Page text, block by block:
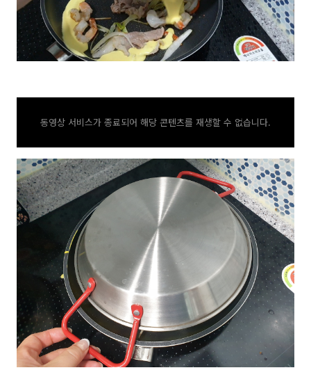
동영상 서비스가 종료되어 해당 콘텐츠를 재생할 수 없습니다.